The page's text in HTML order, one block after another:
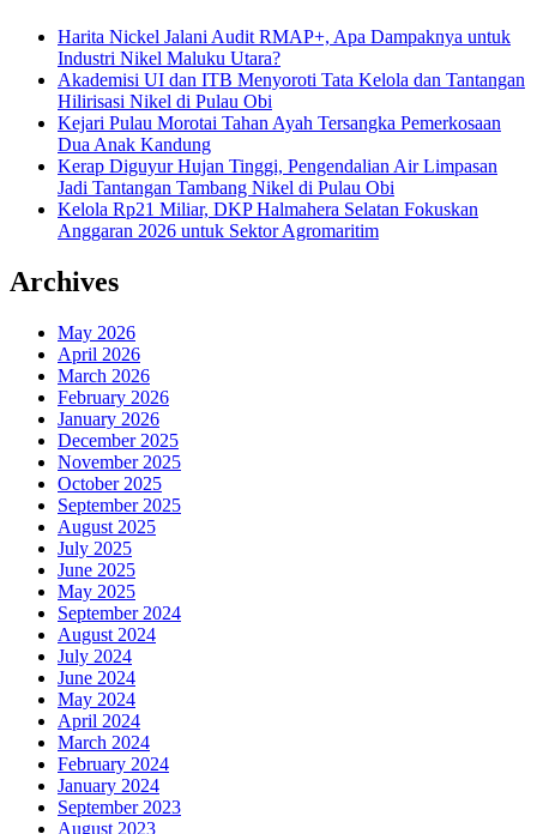
Harita Nickel Jalani Audit RMAP+, Apa Dampaknya untuk
Industri Nikel Maluku Utara?
Akademisi UI dan ITB Menyoroti Tata Kelola dan Tantangan
Hilirisasi Nikel di Pulau Obi
Kejari Pulau Morotai Tahan Ayah Tersangka Pemerkosaan
Dua Anak Kandung
Kerap Diguyur Hujan Tinggi, Pengendalian Air Limpasan
Jadi Tantangan Tambang Nikel di Pulau Obi
Kelola Rp21 Miliar, DKP Halmahera Selatan Fokuskan
Anggaran 2026 untuk Sektor Agromaritim
Archives
May 2026
April 2026
March 2026
February 2026
January 2026
December 2025
November 2025
October 2025
September 2025
August 2025
July 2025
June 2025
May 2025
September 2024
August 2024
July 2024
June 2024
May 2024
April 2024
March 2024
February 2024
January 2024
September 2023
August 2023